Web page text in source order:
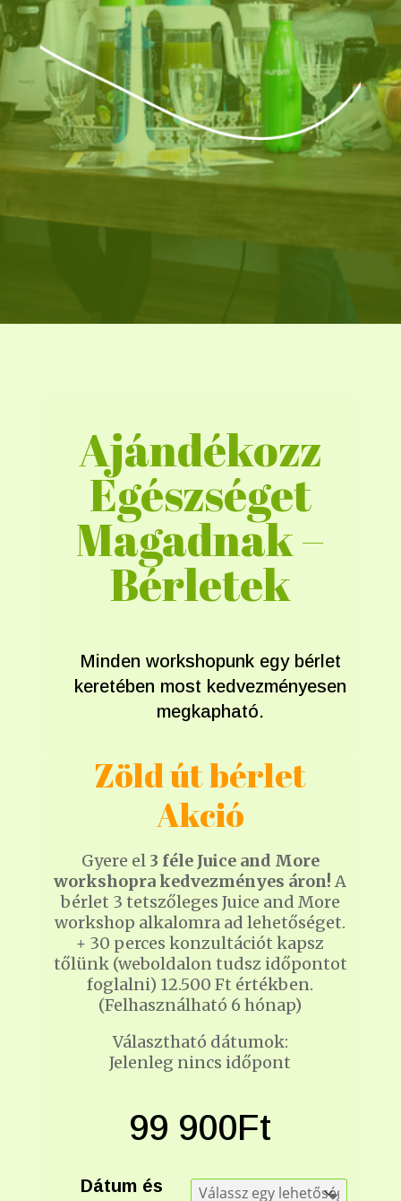
Ajándékozz
Egészséget
Magadnak –
Bérletek
Minden workshopunk egy bérlet
keretében most kedvezményesen
megkapható.
Zöld út bérlet
Akció
Gyere el 3 féle Juice and More
workshoprakedvezményes áron! A
bérlet 3 tetszőleges Juice and More
workshop alkalomra ad lehetőséget.
+ 30 perces konzultációt kapsz
tőlünk (weboldalon tudsz időpontot
foglalni) 12.500 Ft értékben.
(Felhasználható 6 hónap)
Választható dátumok:
Jelenleg nincs időpont
99 900Ft
Dátum és